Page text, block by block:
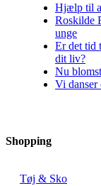
Hjælp til
Roskilde
unge
Er det tid
dit liv?
Nu
Vi
Shopping
Tøj & Sko